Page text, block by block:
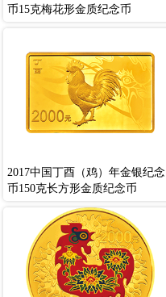
币15克梅花形金质纪念币
2017中国丁酉（鸡）年金银纪念
币150克长方形金质纪念币